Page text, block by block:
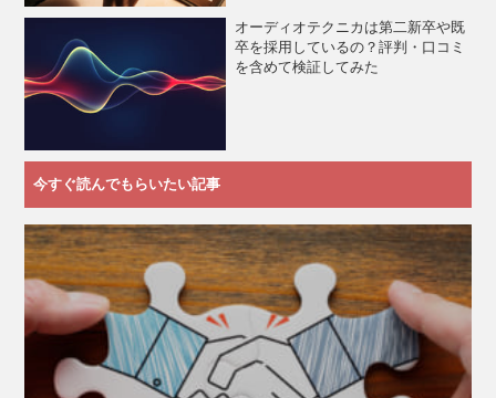
オーディオテクニカは第二新卒や既
卒を採用しているの？評判・口コミ
を含めて検証してみた
今すぐ読んでもらいたい記事